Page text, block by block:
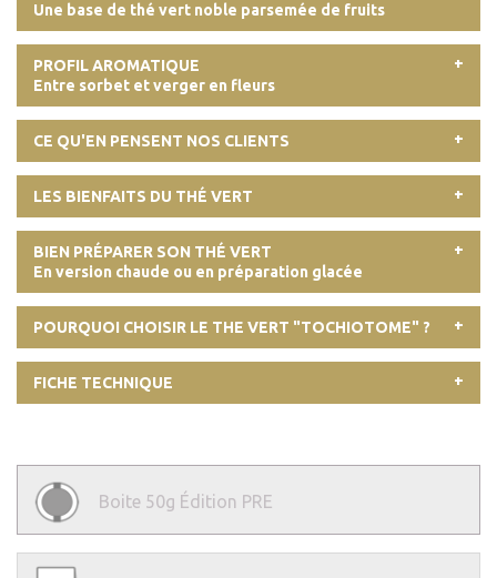
Une base de thé vert noble parsemée de fruits
PROFIL AROMATIQUE
Entre sorbet et verger en fleurs
CE QU'EN PENSENT NOS CLIENTS
LES BIENFAITS DU THÉ VERT
BIEN PRÉPARER SON THÉ VERT
En version chaude ou en préparation glacée
POURQUOI CHOISIR LE THE VERT "TOCHIOTOME" ?
FICHE TECHNIQUE
Boite 50g Édition PRE